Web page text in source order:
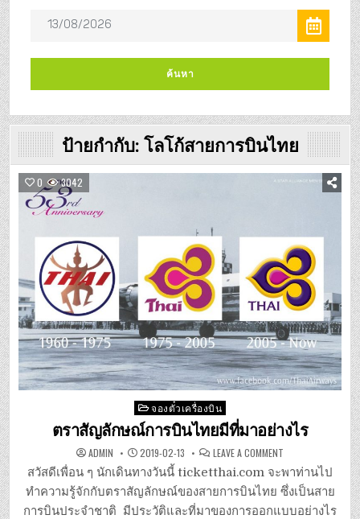
ป้ายกำกับ: โลโก้สายการบินไทย
0 3042
Posted
in
จองตั๋วเครื่องบิน
ตราสัญลักษณ์การบินไทยมีที่มาอย่างไร
ADMIN 2019-02-13 LEAVE A COMMENT
สัญลักษณ์
การบินไทย
มี
ที่มา
อย่างไร
สวัสดีเพื่อน ๆ นักเดินทางวันนี้ ticketthai.com จะพาท่านไป
ทำความรู้จักกับตราสัญลักษณ์ของสายการบินไทย ซึ่งเป็นสาย
การบินประจำชาติ มีประวัติและที่มาของการออกแบบอย่างไร